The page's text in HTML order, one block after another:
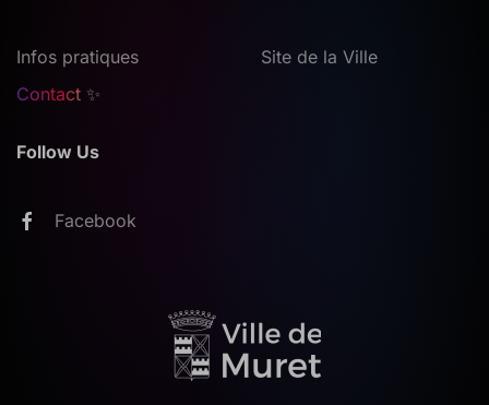
Infos pratiques
Contact ✨
Site de la Ville
Follow Us
Facebook